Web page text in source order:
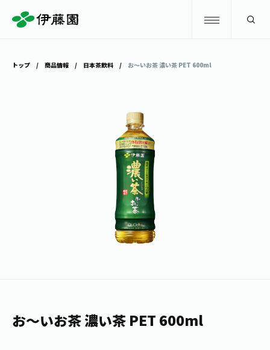
お茶を知る・楽しむ
レシピ集
お茶の複合型博物館
伊藤園の店舗トップ
トップ 商品情報 日本茶飲料 お～いお茶 濃い茶 PET 600ml
お～いお茶 濃い茶 PET 600ml